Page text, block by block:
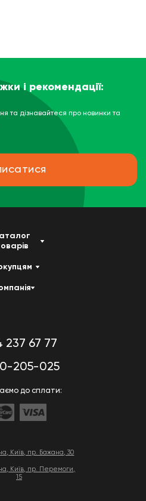
і рекомендації:
та дізнавайтеся про новинки та
Київ, пр. Бажана, 30
Київ, пр. Перемоги,
15
237 67 77
205-025
до сплати: